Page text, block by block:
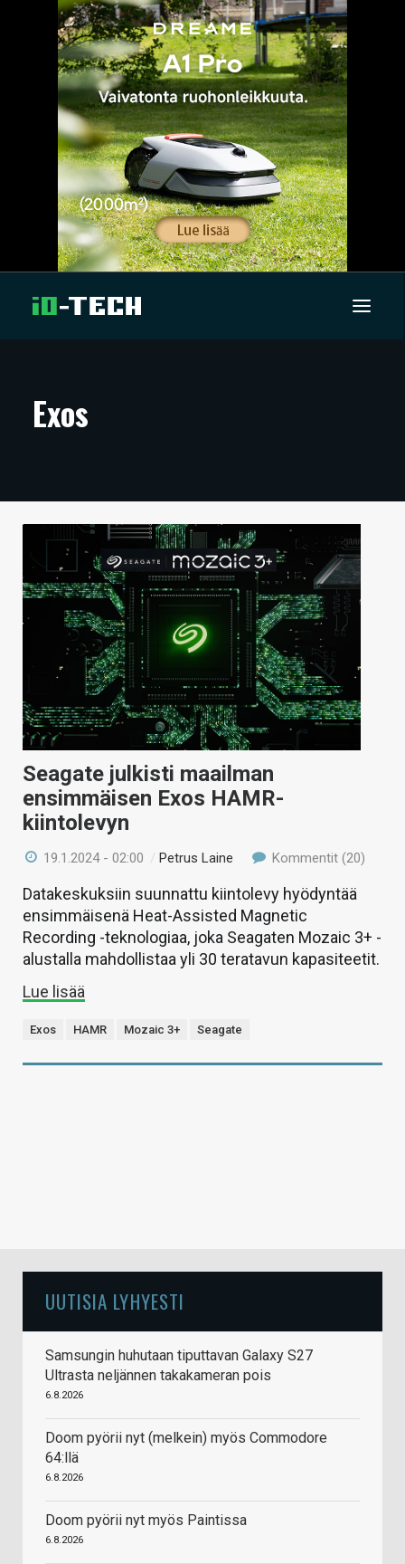
ARTIKKELIT
TECHBBS
TIETOA
HINTA.FI
KAUPPA
VAIHDA TEEMA
HAKU
Exos
Seagate julkisti maailman
ensimmäisen Exos HAMR-
kiintolevyn
19.1.2024 - 02:00 /Petrus Laine Kommentit (20)
Datakeskuksiin suunnattu kiintolevy hyödyntää
ensimmäisenä Heat-Assisted Magnetic
Recording -teknologiaa, joka Seagaten Mozaic 3+ -
alustalla mahdollistaa yli 30 teratavun kapasiteetit.
Lue lisää
Exos HAMR Mozaic 3+ Seagate
UUTISIA LYHYESTI
Samsungin huhutaan tiputtavan Galaxy S27
Ultrasta neljännen takakameran pois
6.8.2026
Doom pyörii nyt (melkein) myös Commodore
64:llä
6.8.2026
Doom pyörii nyt myös Paintissa
6.8.2026